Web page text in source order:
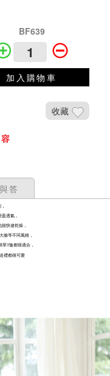
BF639
加入購物車
收藏
答